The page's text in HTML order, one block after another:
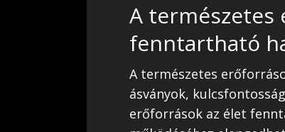
A természetes
fenntartható
A természetes
ásványok,
erőforrások az élet